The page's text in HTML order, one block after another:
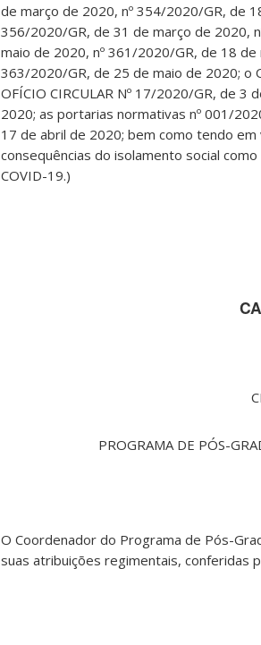
de março de 2020, nº 354/2020/GR, de
356/2020/GR, de 31 de março de 2020,
maio de 2020, nº 361/2020/GR, de 18
363/2020/GR, de 25 de maio de 2020; o
OFÍCIO CIRCULAR Nº 17/2020/GR, de 3
2020; as portarias normativas nº 001/
17 de abril de 2020; bem como tendo
consequências do isolamento social
COVID-19.)
PROGRAMA DE PÓS-
O Coordenador do Programa de Pós-
suas atribuições regimentais, conferidas